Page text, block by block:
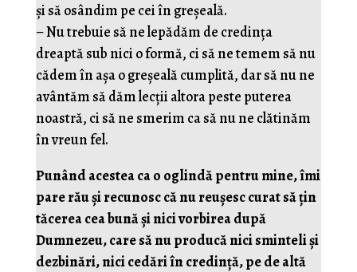
și să osândim pe cei în greșeală.
– Nu trebuie să ne lepădăm de credința
dreaptă sub nici o formă, ci să ne temem să nu
cădem în așa o greșeală cumplită, dar să nu ne
avântăm să dăm lecții altora peste puterea
noastră, ci să ne smerim ca să nu ne clătinăm
în vreun fel.
Punând acestea ca o oglindă pentru mine, îmi
pare rău și recunosc că nu reușesc curat să țin
tăcerea cea bună și nici vorbirea după
Dumnezeu, care să nu producă nici sminteli și
dezbinări, nici cedări în credință, pe de altă